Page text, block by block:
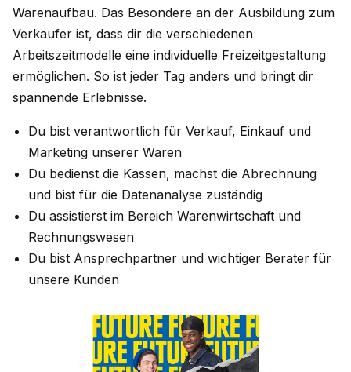
Warenaufbau. Das Besondere an der Ausbildung zum
Verkäufer ist, dass dir die verschiedenen
Arbeitszeitmodelle eine individuelle Freizeitgestaltung
ermöglichen. So ist jeder Tag anders und bringt dir
spannende Erlebnisse.
Du bist verantwortlich für Verkauf, Einkauf und
Marketing unserer Waren
Du bedienst die Kassen, machst die Abrechnung
und bist für die Datenanalyse zuständig
Du assistierst im Bereich Warenwirtschaft und
Rechnungswesen
Du bist Ansprechpartner und wichtiger Berater für
unsere Kunden